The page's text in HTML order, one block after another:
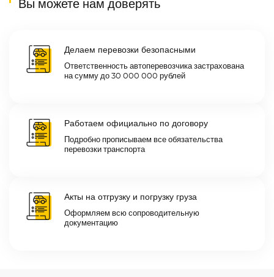
Вы можете нам доверять
Делаем перевозки безопасными
Ответственность автоперевозчика застрахована
на сумму до 30 000 000 рублей
Работаем официально по договору
Подробно прописываем все обязательства
перевозки транспорта
Акты на отгрузку и погрузку груза
Оформляем всю сопроводительную
документацию